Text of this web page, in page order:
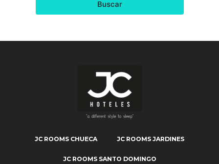
Buscar
JC ROOMS CHUECA JC ROOMS JARDINES
JC ROOMS SANTO DOMINGO